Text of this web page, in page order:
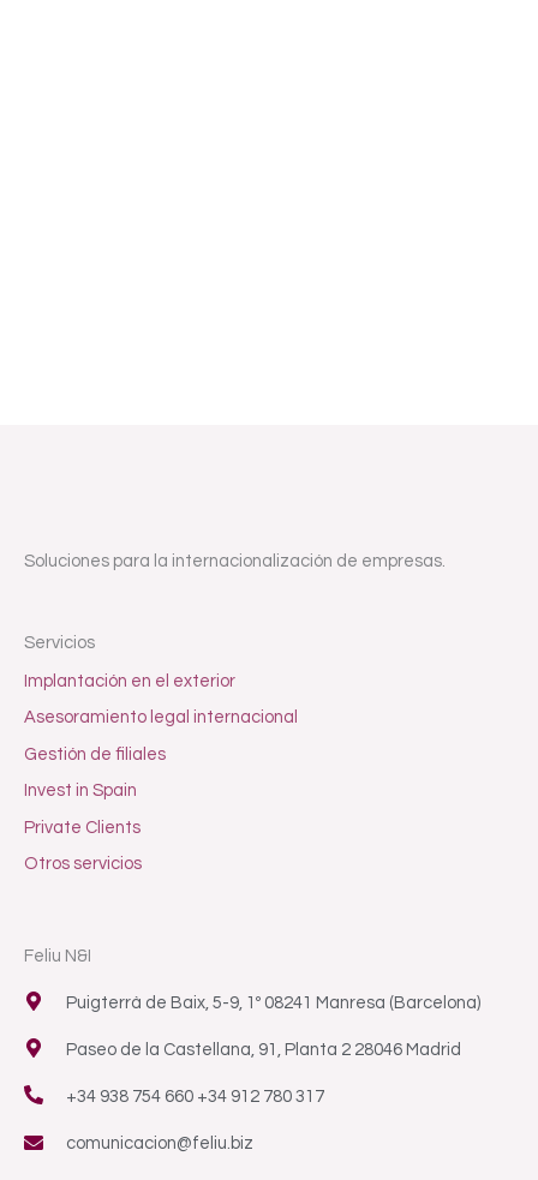
Soluciones para la internacionalización de empresas.
Servicios
Implantación en el exterior
Asesoramiento legal internacional
Gestión de filiales
Invest in Spain
Private Clients
Otros servicios
Feliu N&I
Puigterrà de Baix, 5-9, 1º 08241 Manresa (Barcelona)
Paseo de la Castellana, 91, Planta 2 28046 Madrid
+34 938 754 660 +34 912 780 317
comunicacion@feliu.biz